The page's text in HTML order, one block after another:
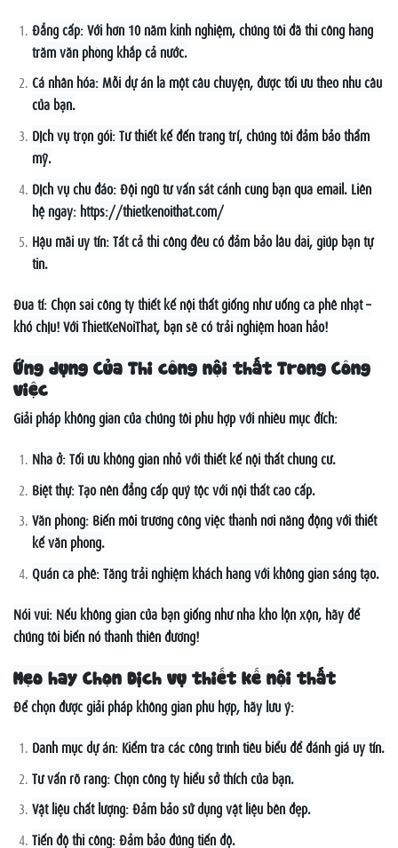
Đẳng cấp: Với hơn 10 năm kinh nghiệm, chúng tôi đã thi công hàng
trăm văn phòng khắp cả nước.
Cá nhân hóa: Mỗi dự án là một câu chuyện, được tối ưu theo nhu cầu
của bạn.
Dịch vụ trọn gói: Từ thiết kế đến trang trí, chúng tôi đảm bảo thẩm
mỹ.
Dịch vụ chu đáo: Đội ngũ tư vấn sát cánh cùng bạn qua email. Liên
hệ ngay: https://thietkenoithat.com/
Hậu mãi uy tín: Tất cả thi công đều có đảm bảo lâu dài, giúp bạn tự
tin.
Đùa tí: Chọn sai công ty thiết kế nội thất giống như uống cà phê nhạt –
khó chịu! Với ThietKeNoiThat, bạn sẽ có trải nghiệm hoàn hảo!
Ứng dụng Của Thi công nội thất Trong Công
việc
Giải pháp không gian của chúng tôi phù hợp với nhiều mục đích:
Nhà ở: Tối ưu không gian nhỏ với thiết kế nội thất chung cư.
Biệt thự: Tạo nên đẳng cấp quý tộc với nội thất cao cấp.
Văn phòng: Biến môi trường công việc thành nơi năng động với thiết
kế văn phòng.
Quán cà phê: Tăng trải nghiệm khách hàng với không gian sáng tạo.
Nói vui: Nếu không gian của bạn giống như nhà kho lộn xộn, hãy để
chúng tôi biến nó thành thiên đường!
Mẹo hay Chọn Dịch vụ thiết kế nội thất
Để chọn được giải pháp không gian phù hợp, hãy lưu ý:
Danh mục dự án: Kiểm tra các công trình tiêu biểu để đánh giá uy tín.
Tư vấn rõ ràng: Chọn công ty hiểu sở thích của bạn.
Vật liệu chất lượng: Đảm bảo sử dụng vật liệu bền đẹp.
Tiến độ thi công: Đảm bảo đúng tiến độ.